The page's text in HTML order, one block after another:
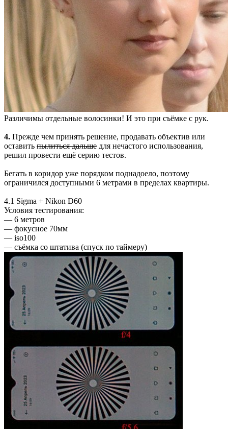
Различимы отдельные волосинки! И это при съёмке с рук.
4. Прежде чем принять решение, продавать объектив или
оставить пылиться дальше для нечастого использования,
решил провести ещё серию тестов.
Бегать в коридор уже порядком поднадоело, поэтому
ограничился доступными 6 метрами в пределах квартиры.
4.1 Sigma + Nikon D60
Условия тестирования:
— 6 метров
— фокусное 70мм
— iso100
— съёмка со штатива (спуск по таймеру)